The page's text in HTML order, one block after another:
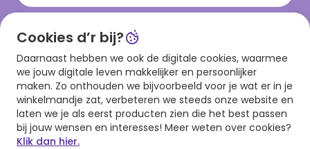
Download onze app
Cookies d’r bij?
Daarnaast hebben we ook de digitale cookies, waarmee
we jouw digitale leven makkelijker en persoonlijker
maken. Zo onthouden we bijvoorbeeld voor je wat er in je
winkelmandje zat, verbeteren we steeds onze website en
laten we je als eerst producten zien die het best passen
bij jouw wensen en interesses! Meer weten over cookies?
Klik dan hier.